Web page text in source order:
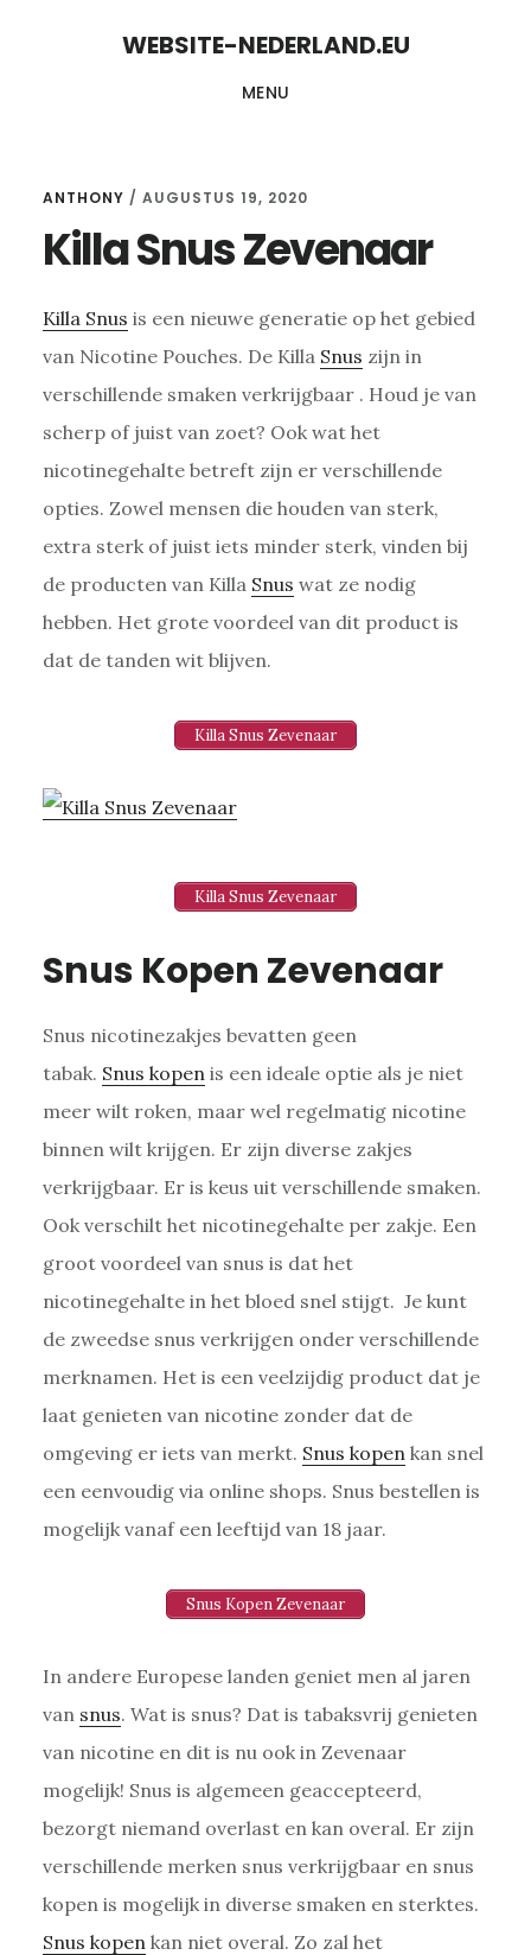
WEBSITE-NEDERLAND.EU
MENU
ANTHONY / AUGUSTUS 19, 2020
Killa Snus Zevenaar
Killa Snus is een nieuwe generatie op het gebied
van Nicotine Pouches. De Killa Snus zijn in
verschillende smaken verkrijgbaar . Houd je van
scherp of juist van zoet? Ook wat het
nicotinegehalte betreft zijn er verschillende
opties. Zowel mensen die houden van sterk,
extra sterk of juist iets minder sterk, vinden bij
de producten van Killa Snus wat ze nodig
hebben. Het grote voordeel van dit product is
dat de tanden wit blijven.
Killa Snus Zevenaar
Killa Snus Zevenaar
Snus Kopen Zevenaar
Snus nicotinezakjes bevatten geen
tabak. Snus kopen is een ideale optie als je niet
meer wilt roken, maar wel regelmatig nicotine
binnen wilt krijgen. Er zijn diverse zakjes
verkrijgbaar. Er is keus uit verschillende smaken.
Ook verschilt het nicotinegehalte per zakje. Een
groot voordeel van snus is dat het
nicotinegehalte in het bloed snel stijgt. Je kunt
de zweedse snus verkrijgen onder verschillende
merknamen. Het is een veelzijdig product dat je
laat genieten van nicotine zonder dat de
omgeving er iets van merkt. Snus kopen kan snel
een eenvoudig via online shops. Snus bestellen is
mogelijk vanaf een leeftijd van 18 jaar.
Snus Kopen Zevenaar
In andere Europese landen geniet men al jaren
van snus. Wat is snus? Dat is tabaksvrij genieten
van nicotine en dit is nu ook in Zevenaar
mogelijk! Snus is algemeen geaccepteerd,
bezorgt niemand overlast en kan overal. Er zijn
verschillende merken snus verkrijgbaar en snus
kopen is mogelijk in diverse smaken en sterktes.
Snus kopen kan niet overal. Zo zal het